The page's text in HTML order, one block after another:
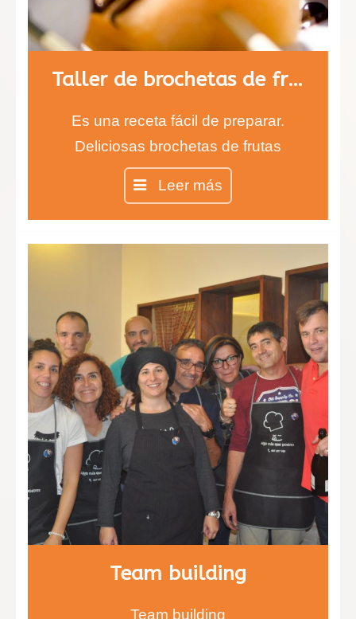
Taller de brochetas de fruta con chocolate
Es una receta fácil de preparar.
Deliciosas brochetas de frutas
cubiertas de chocolate negro y
blanco. Los más pequeños estarán
encantados de comer fruta con
sabor a chocolate. Aprenderán a
degustar nuevos sabores y texturas
que alegrarán sus paladares.
Leer más
Team building
Team building